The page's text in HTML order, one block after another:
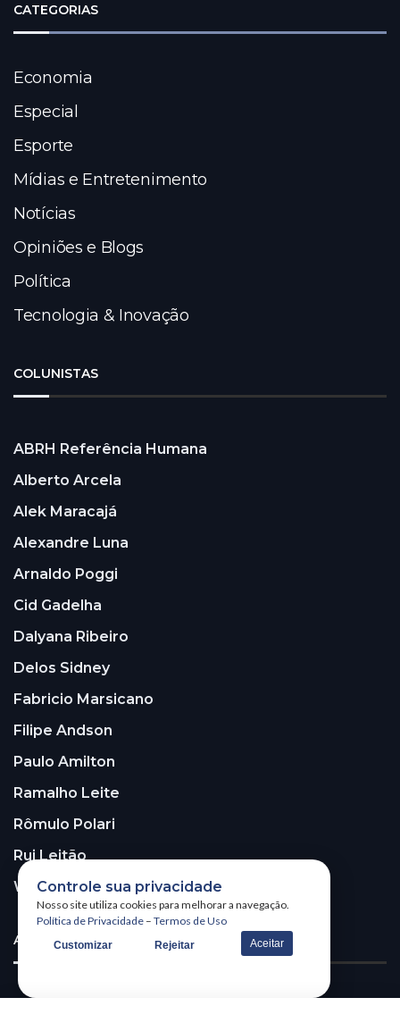
CATEGORIAS
Economia
Especial
Esporte
Mídias e Entretenimento
Notícias
Opiniões e Blogs
Política
Tecnologia & Inovação
COLUNISTAS
ABRH Referência Humana
Alberto Arcela
Alek Maracajá
Alexandre Luna
Arnaldo Poggi
Cid Gadelha
Dalyana Ribeiro
Delos Sidney
Fabricio Marsicano
Filipe Andson
Paulo Amilton
Ramalho Leite
Rômulo Polari
Rui Leitão
Walter Santos
ASSINE A NOSSA NEWSLETTER!
Controle sua privacidade
Nosso site utiliza cookies para melhorar a navegação.
Política de Privacidade – Termos de Uso
Customizar Rejeitar Aceitar